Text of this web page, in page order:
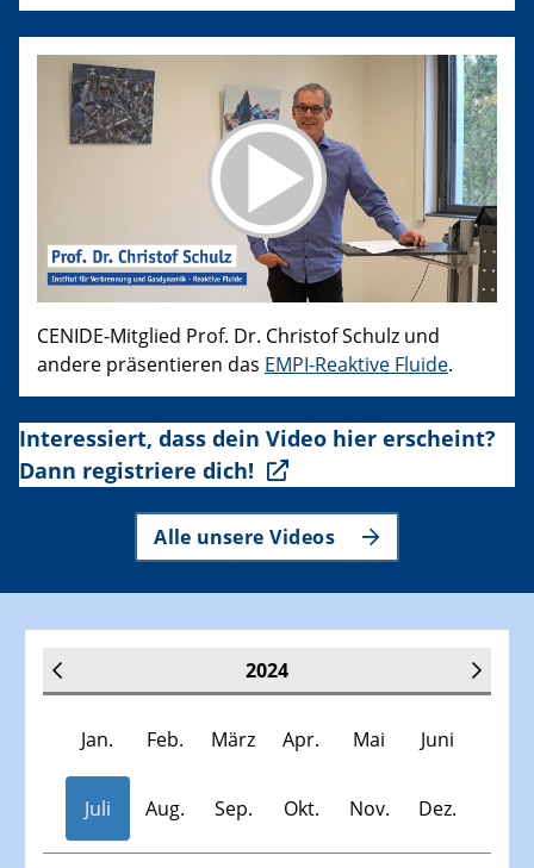
CENIDE-Mitglied Prof. Dr. Christof Schulz und
andere präsentieren das EMPI-Reaktive Fluide.
Interessiert, dass dein Video hier erscheint?
Dann registriere dich!
Alle unsere Videos
2024
Jan. Feb. März Apr. Mai Juni
Juli Aug. Sep. Okt. Nov. Dez.